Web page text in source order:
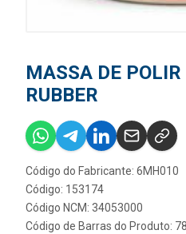
MASSA DE
RUBBER
Código do Fabricante: 6MH010
Código: 153174
Código NCM: 34053000
Código de Barras do Produto: